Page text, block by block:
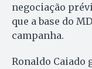
negociação
que a base do
campanha.
Ronaldo Caiado